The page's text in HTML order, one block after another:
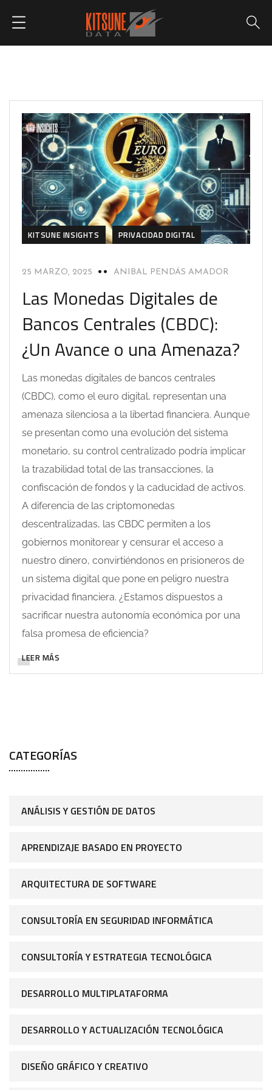
KITSUNE INSIGHTS PRIVACIDAD DIGITAL
25 MARZO, 2025 ANIBAL PENDÁS AMADOR
Las Monedas Digitales de
Bancos Centrales (CBDC):
¿Un Avance o una Amenaza?
Las monedas digitales de bancos centrales
(CBDC), como el euro digital, representan una
amenaza silenciosa a la libertad financiera. Aunque
se presentan como una evolución del sistema
monetario, su control centralizado podría implicar
la trazabilidad total de las transacciones, la
confiscación de fondos y la caducidad de activos.
A diferencia de las criptomonedas
descentralizadas, las CBDC permiten a los
gobiernos monitorear y censurar el acceso a
nuestro dinero, convirtiéndonos en prisioneros de
un sistema digital que pone en peligro nuestra
privacidad financiera. ¿Estamos dispuestos a
sacrificar nuestra autonomía económica por una
falsa promesa de eficiencia?
LEER MÁS
CATEGORÍAS
ANÁLISIS Y GESTIÓN DE DATOS
APRENDIZAJE BASADO EN PROYECTO
ARQUITECTURA DE SOFTWARE
CONSULTORÍA EN SEGURIDAD INFORMÁTICA
CONSULTORÍA Y ESTRATEGIA TECNOLÓGICA
DESARROLLO MULTIPLATAFORMA
DESARROLLO Y ACTUALIZACIÓN TECNOLÓGICA
DISEÑO GRÁFICO Y CREATIVO